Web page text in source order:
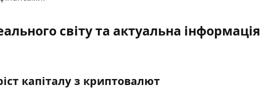
світу та актуальна інформація
капіталу з криптовалют